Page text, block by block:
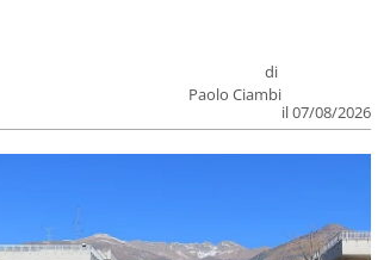
di
Paolo Ciambi
il 07/08/2026